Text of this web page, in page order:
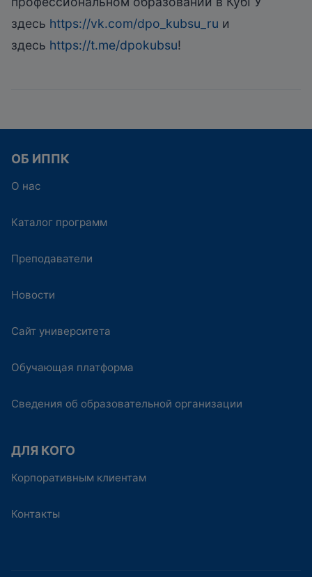
здесь https://vk.com/dpo_kubsu_ru и
здесь https://t.me/dpokubsu!
ОБ ИППК
О нас
Каталог программ
Преподаватели
Новости
Сайт университета
Обучающая платформа
Сведения об образовательной организации
ДЛЯ КОГО
Корпоративным клиентам
Контакты